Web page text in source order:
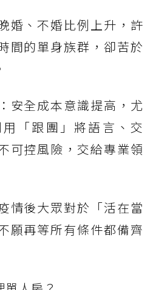
婚、不婚比例上升，許
間的單身族群，卻苦於
安全成本意識提高，尤
「跟團」將語言、交
可控風險，交給專業領
情後大眾對於「活在當
願再等所有條件都備齊